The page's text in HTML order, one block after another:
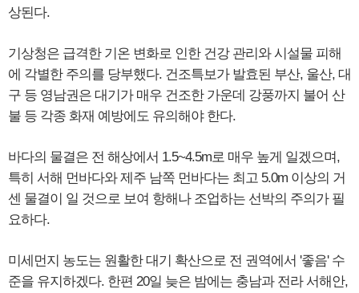
상된다.
기상청은 급격한 기온 변화로 인한 건강 관리와 시설물 피해
에 각별한 주의를 당부했다. 건조특보가 발효된 부산, 울산, 대
구 등 영남권은 대기가 매우 건조한 가운데 강풍까지 불어 산
불 등 각종 화재 예방에도 유의해야 한다.
바다의 물결은 전 해상에서 1.5~4.5m로 매우 높게 일겠으며,
특히 서해 먼바다와 제주 남쪽 먼바다는 최고 5.0m 이상의 거
센 물결이 일 것으로 보여 항해나 조업하는 선박의 주의가 필
요하다.
미세먼지 농도는 원활한 대기 확산으로 전 권역에서 '좋음' 수
준을 유지하겠다. 한편 20일 늦은 밤에는 충남과 전라 서해안,